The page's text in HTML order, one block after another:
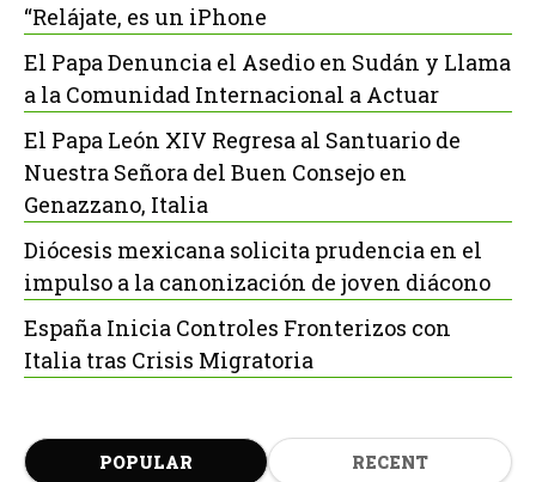
“Relájate, es un iPhone
El Papa Denuncia el Asedio en Sudán y Llama
a la Comunidad Internacional a Actuar
El Papa León XIV Regresa al Santuario de
Nuestra Señora del Buen Consejo en
Genazzano, Italia
Diócesis mexicana solicita prudencia en el
impulso a la canonización de joven diácono
España Inicia Controles Fronterizos con
Italia tras Crisis Migratoria
POPULAR RECENT